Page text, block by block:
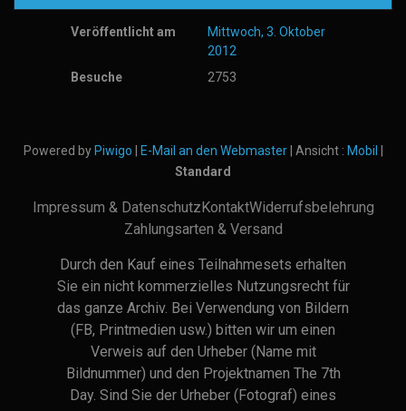
Veröffentlicht am
Mittwoch, 3. Oktober
2012
Besuche
2753
Powered by Piwigo E-Mail an den Webmaster| Ansicht : Mobil
Standard
Impressum & DatenschutzKontaktWiderrufsbelehrung
Zahlungsarten & Versand
Durch den Kauf eines Teilnahmesets erhalten
Sie ein nicht kommerzielles Nutzungsrecht für
das ganze Archiv. Bei Verwendung von Bildern
(FB, Printmedien usw.) bitten wir um einen
Verweis auf den Urheber (Name mit
Bildnummer) und den Projektnamen The 7th
Day. Sind Sie der Urheber (Fotograf) eines